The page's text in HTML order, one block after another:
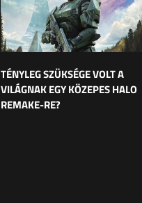
TÉNYLEG SZÜKSÉGE VOLT A
VILÁGNAK EGY KÖZEPES HALO
REMAKE-RE?